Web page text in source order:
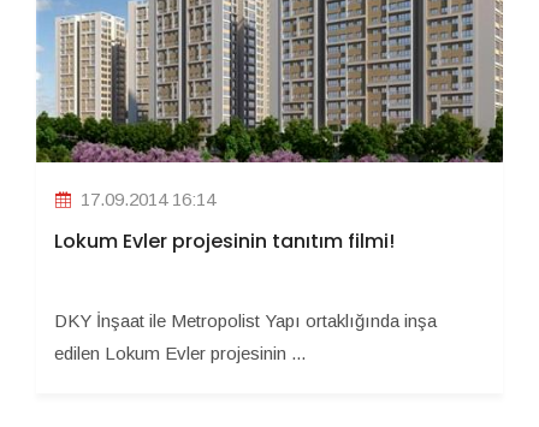
17.09.2014 16:14
Lokum Evler projesinin tanıtım filmi!
DKY İnşaat ile Metropolist Yapı ortaklığında inşa
edilen Lokum Evler projesinin ...